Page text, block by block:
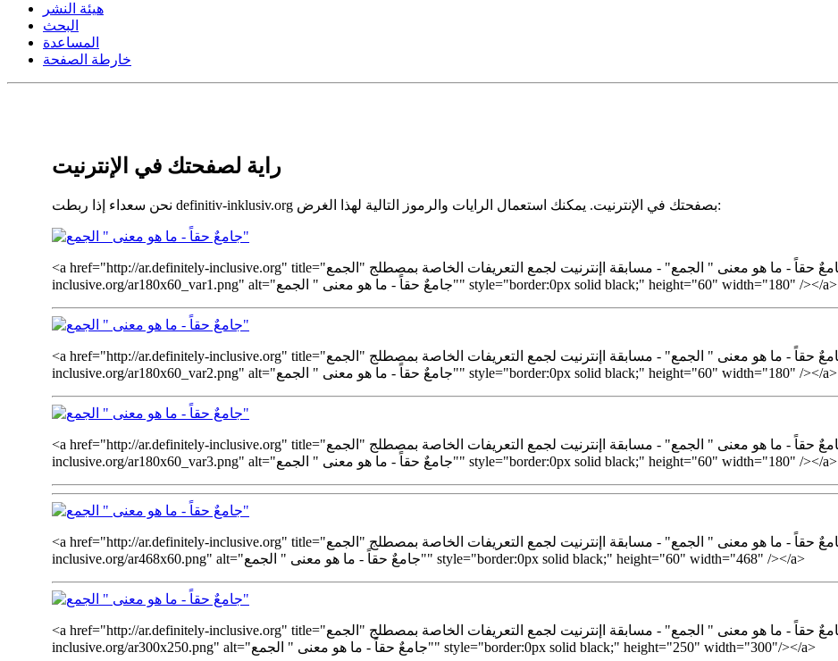
هيئة النشر
البحث
المساعدة
خارطة الصفحة
راية لصفحتك في الإنترنيت
نحن سعداء إذا ربطت definitiv-inklusiv.org بصفحتك في الإنترنيت. يمكنك استعمال الرايات والرموز التالية لهذا الغرض:
<a href="http://ar.definitely-inclusive.org" title="جامعٌ حقاً - ما هو معنى " الجمع" - مسابقة اإنترنيت لجمع التعريفات الخاصة بمصطلج "الجمع""><img src="http://ar.definitely-
inclusive.org/ar180x60_var1.png" alt="جامعٌ حقاً - ما هو معنى " الجمع"" style="border:0px solid black;" height="60" width="180" /></a>
<a href="http://ar.definitely-inclusive.org" title="جامعٌ حقاً - ما هو معنى " الجمع" - مسابقة اإنترنيت لجمع التعريفات الخاصة بمصطلج "الجمع""><img src="http://ar.definitely-
inclusive.org/ar180x60_var2.png" alt="جامعٌ حقاً - ما هو معنى " الجمع"" style="border:0px solid black;" height="60" width="180" /></a>
<a href="http://ar.definitely-inclusive.org" title="جامعٌ حقاً - ما هو معنى " الجمع" - مسابقة اإنترنيت لجمع التعريفات الخاصة بمصطلج "الجمع""><img src="http://ar.definitely-
inclusive.org/ar180x60_var3.png" alt="جامعٌ حقاً - ما هو معنى " الجمع"" style="border:0px solid black;" height="60" width="180" /></a>
<a href="http://ar.definitely-inclusive.org" title="جامعٌ حقاً - ما هو معنى " الجمع" - مسابقة اإنترنيت لجمع التعريفات الخاصة بمصطلج "الجمع""><img src="http://ar.definitely-
inclusive.org/ar468x60.png" alt="جامعٌ حقاً - ما هو معنى " الجمع"" style="border:0px solid black;" height="60" width="468" /></a>
<a href="http://ar.definitely-inclusive.org" title="جامعٌ حقاً - ما هو معنى " الجمع" - مسابقة اإنترنيت لجمع التعريفات الخاصة بمصطلج "الجمع""><img src="http://ar.definitely-
inclusive.org/ar300x250.png" alt="جامعٌ حقاً - ما هو معنى " الجمع"" style="border:0px solid black;" height="250" width="300"/></a>